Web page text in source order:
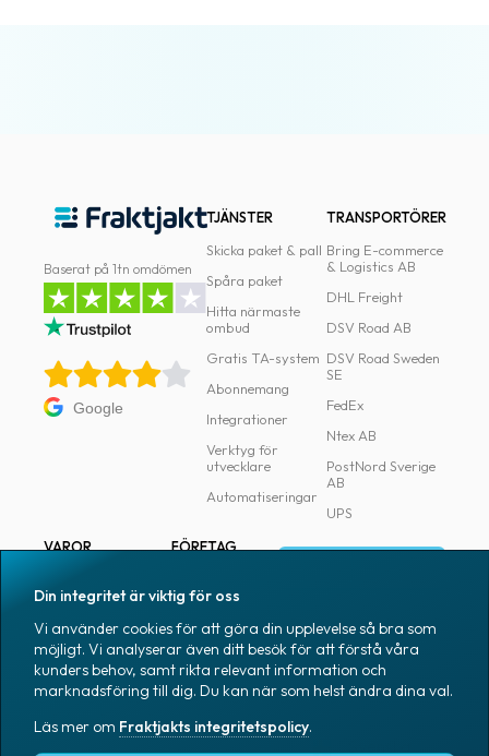
Baserat på 1tn omdömen
Google
TJÄNSTER
Skicka paket & pall
Spåra paket
Hitta närmaste
ombud
Gratis TA-system
Abonnemang
Integrationer
Verktyg för
utvecklare
Automatiseringar
TRANSPORTÖRER
Bring E-commerce
& Logistics AB
DHL Freight
DSV Road AB
DSV Road Sweden
SE
FedEx
Ntex AB
PostNord Sverige
AB
UPS
VAROR
Märkning
Emballage
Emballagetillbehör
Kontorsvaror
FÖRETAG
Pressrum
Medarbetare
Jobb & karriär
Nyhetsarkiv
Blogg
Skapa konto
Din integritet är viktig för oss
Vi använder cookies för att göra din upplevelse så bra som
möjligt. Vi analyserar även ditt besök för att förstå våra
kunders behov, samt rikta relevant information och
marknadsföring till dig. Du kan när som helst ändra dina val.
Läs mer om Fraktjakts integritetspolicy.